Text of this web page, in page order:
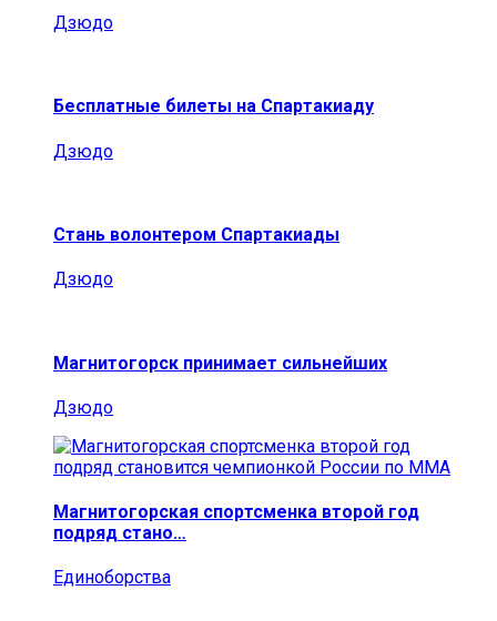
Дзюдо
Бесплатные билеты на Спартакиаду
Дзюдо
Стань волонтером Спартакиады
Дзюдо
Магнитогорск принимает сильнейших
Дзюдо
Магнитогорская спортсменка второй год
подряд стано…
Единоборства